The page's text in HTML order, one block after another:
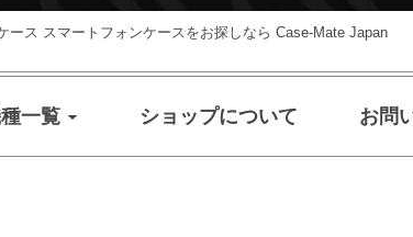
ース スマートフォンケースをお探しなら Case-Mate Japan
一覧 ショップについて お問